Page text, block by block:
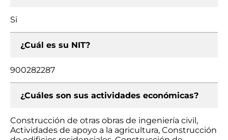
Si
¿Cuál es su NIT?
900282287
¿Cuáles son sus actividades económicas?
Construcción de otras obras de ingeniería civil,
Actividades de apoyo a la agricultura, Construcción